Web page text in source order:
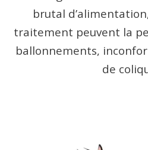
brutal
traitement peuvent la
ballonnements,
de